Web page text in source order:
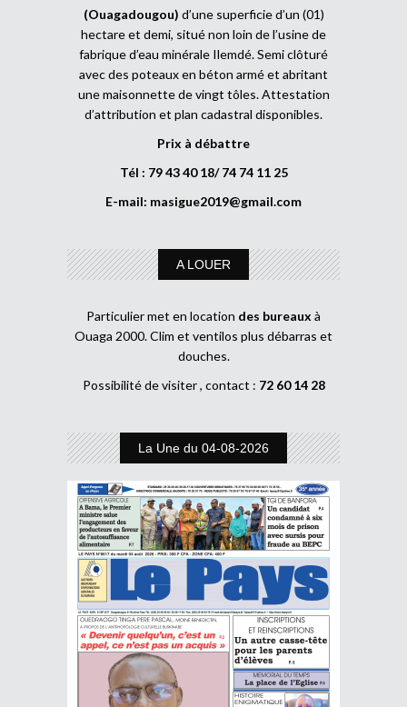
(Ouagadougou) d’une superficie d’un (01)
hectare et demi, situé non loin de l’usine de
fabrique d’eau minérale Ilemdé. Semi clôturé
avec des poteaux en béton armé et abritant
une maisonnette de vingt tôles. Attestation
d’attribution et plan cadastral disponibles.
Prix à débattre
Tél : 79 43 40 18/ 74 74 11 25
E-mail: masigue2019@gmail.com
A LOUER
Particulier met en location des bureaux à
Ouaga 2000. Clim et ventilos plus débarras et
douches.
Possibilité de visiter , contact : 72 60 14 28
La Une du 04-08-2026